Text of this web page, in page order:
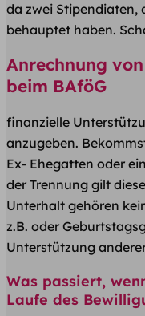
da zwei Stipendiaten,
behauptet haben.
Anrechnung
beim BAföG
finanzielle
anzugeben.
Ex- Ehegatten oder
der Trennung gilt
Unterhalt gehören
z.B. oder
Unterstützung
Was passiert,
Laufe des